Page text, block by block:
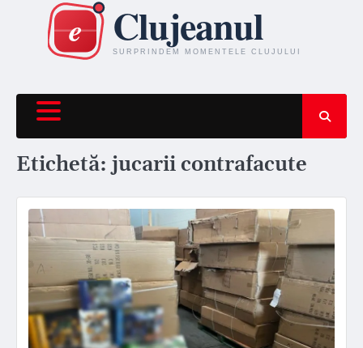
content
Etichetă:jucarii contrafacute